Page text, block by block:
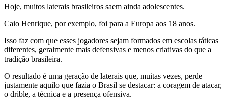
Hoje, muitos laterais brasileiros saem ainda adolescentes.
Caio Henrique, por exemplo, foi para a Europa aos 18 anos.
Isso faz com que esses jogadores sejam formados em escolas táticas
diferentes, geralmente mais defensivas e menos criativas do que a
tradição brasileira.
O resultado é uma geração de laterais que, muitas vezes, perde
justamente aquilo que fazia o Brasil se destacar: a coragem de atacar,
o drible, a técnica e a presença ofensiva.